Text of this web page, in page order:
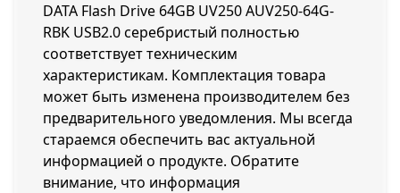
DATA Flash Drive 64GB UV250 AUV250-64G-
RBK USB2.0 серебристый полностью
соответствует техническим
характеристикам. Комплектация товара
может быть изменена производителем без
предварительного уведомления. Мы всегда
стараемся обеспечить вас актуальной
информацией о продукте. Обратите
внимание, что информация